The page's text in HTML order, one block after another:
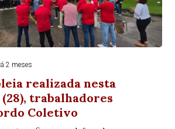
2 meses
realizada nesta
trabalhadores
Coletivo